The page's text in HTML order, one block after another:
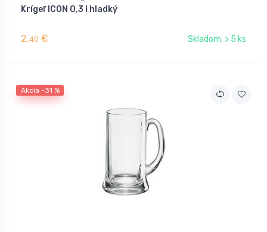
Krígeľ ICON 0,3 l hladký
2,40 € Skladom: > 5 ks
Akcia -31 %